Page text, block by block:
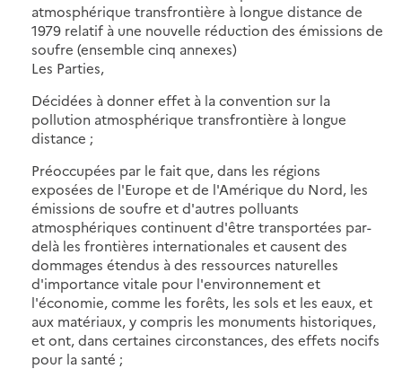
atmosphérique transfrontière à longue distance de
1979 relatif à une nouvelle réduction des émissions de
soufre (ensemble cinq annexes)
Les Parties,
Décidées à donner effet à la convention sur la
pollution atmosphérique transfrontière à longue
distance ;
Préoccupées par le fait que, dans les régions
exposées de l'Europe et de l'Amérique du Nord, les
émissions de soufre et d'autres polluants
atmosphériques continuent d'être transportées par-
delà les frontières internationales et causent des
dommages étendus à des ressources naturelles
d'importance vitale pour l'environnement et
l'économie, comme les forêts, les sols et les eaux, et
aux matériaux, y compris les monuments historiques,
et ont, dans certaines circonstances, des effets nocifs
pour la santé ;